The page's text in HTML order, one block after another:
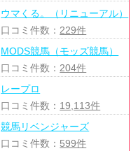
ウマくる。（リニューアル）
口コミ件数： 229件
MODS競馬（モッズ競馬）
口コミ件数： 204件
レープロ
口コミ件数： 19,113件
競馬リベンジャーズ
口コミ件数： 599件